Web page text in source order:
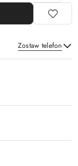
Zostaw telefon